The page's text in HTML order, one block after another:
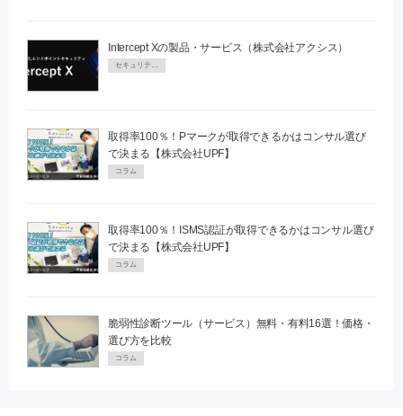
Intercept Xの製品・サービス（株式会社アクシス）
セキュリティPR
取得率100％！Pマークが取得できるかはコンサル選び
で決まる【株式会社UPF】
コラム
取得率100％！ISMS認証が取得できるかはコンサル選び
で決まる【株式会社UPF】
コラム
脆弱性診断ツール（サービス）無料・有料16選！価格・
選び方を比較
コラム